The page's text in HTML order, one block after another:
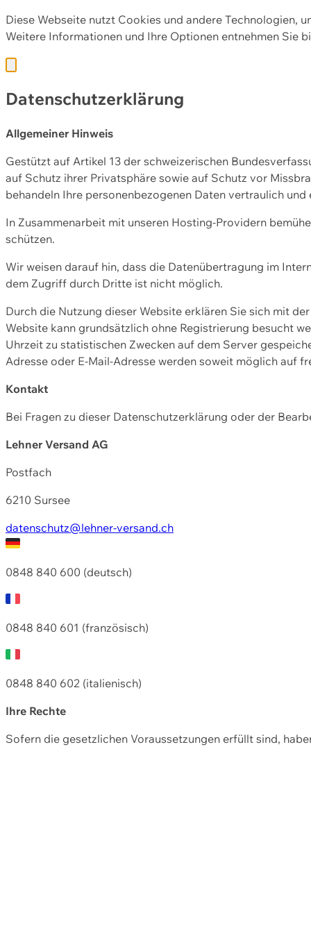
Diese Webseite nutzt Cookies und andere Technologien,
Weitere Informationen und Ihre Optionen entnehmen Sie
Datenschutzerklärung
Allgemeiner Hinweis
Gestützt auf Artikel 13 der schweizerischen
auf Schutz ihrer Privatsphäre sowie auf Schutz vor
behandeln Ihre personenbezogenen Daten vertraulich
In Zusammenarbeit mit unseren Hosting-Providern
schützen.
Wir weisen darauf hin, dass die Datenübertragung im
dem Zugriff durch Dritte ist nicht möglich.
Durch die Nutzung dieser Website erklären Sie sich mit
Website kann grundsätzlich ohne Registrierung besucht
Uhrzeit zu statistischen Zwecken auf dem Server
Adresse oder E-Mail-Adresse werden soweit möglich auf
Kontakt
Bei Fragen zu dieser Datenschutzerklärung oder der
Lehner Versand AG
Postfach
6210 Sursee
datenschutz@lehner-versand.ch
0848 840 600 (deutsch)
0848 840 601 (französisch)
0848 840 602 (italienisch)
Ihre Rechte
Sofern die gesetzlichen Voraussetzungen erfüllt sind,